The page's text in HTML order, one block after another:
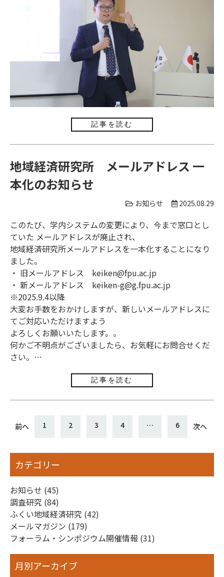
記事を読む
地域経済研究所 メールアドレス 一
本化のお知らせ
お知らせ 2025.08.29
このたび、学内システムの変更により、今まで窓口とし
ていた メールアドレスが廃止され、
地域経済研究所メールアドレスを一本化することになり
ました。
・ 旧メールアドレス keiken@fpu.ac.jp
・ 新メールアドレス keiken-g@g.fpu.ac.jp
※2025.9.4以降
大変お手数をおかけしますが、新しいメールアドレスに
てご対応いただけますよう
よろしくお願いいたします。。
何かご不明点がございましたら、お気軽にお問合せくだ
さい。
地域経済研究所 事務局記事を読む
投
ナ
ビ
ゲ
ー
シ
ョ
ン
前へ 1 2 3 4 … 6 次へ
カテゴリー
お知らせ (45)
調査研究 (84)
ふくい地域経済研究 (42)
メールマガジン (179)
フォーラム・シンポジウム開催情報 (31)
月別アーカイブ